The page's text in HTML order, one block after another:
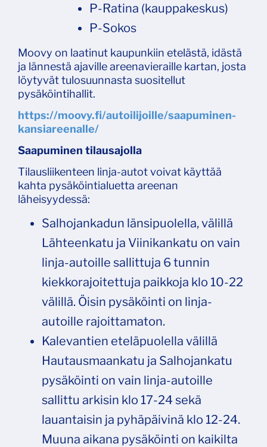
P-Ratina (kauppakeskus)
P-Sokos
Moovy on laatinut kaupunkiin etelästä, idästä
ja lännestä ajaville areenavieraille kartan, josta
löytyvät tulosuunnasta suositellut
pysäköintihallit.
https://moovy.fi/autoilijoille/saapuminen-
kansiareenalle/
Saapuminen tilausajolla
Tilausliikenteen linja-autot voivat käyttää
kahta pysäköintialuetta areenan
läheisyydessä:
Salhojankadun länsipuolella, välillä
Lähteenkatu ja Viinikankatu on vain
linja-autoille sallittuja 6 tunnin
kiekkorajoitettuja paikkoja klo 10-​22
välillä. Öisin pysäköinti on linja-​
autoille rajoittamaton.
Kalevantien eteläpuolella välillä
Hautausmaankatu ja Salhojankatu
pysäköinti on vain linja-autoille
sallittu arkisin klo 17-​24 sekä
lauantaisin ja pyhäpäivinä klo 12-​24.
Muuna aikana pysäköinti on kaikilta